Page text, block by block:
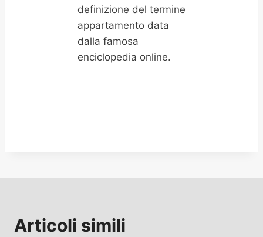
definizione del termine
appartamento data
dalla famosa
enciclopedia online.
Articoli simili